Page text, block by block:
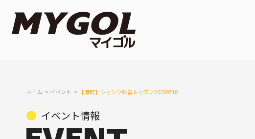
ホーム イベント 【港町】シャンク改善レッスン20260718
イベント情報